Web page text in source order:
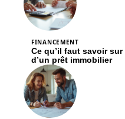
FINANCEMENT
Ce qu’il faut savoir
d’un prêt immobilier